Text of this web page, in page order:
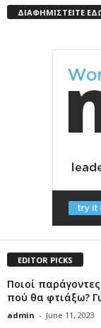
ΔΙΑΦΗΜΙΣΤΕΙΤΕ
EDITOR PICKS
Ποιοί
πού θα φτιάξω?
admin - June 11, 2023